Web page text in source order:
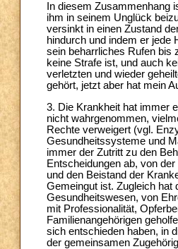
In diesem Zusammenhang
ihm in seinem Unglück
versinkt in einen Zustand
hindurch und indem er jede
sein beharrliches Rufen bis
keine Strafe ist, und auch
verletzten und wieder
gehört, jetzt aber hat mein
3. Die Krankheit hat immer
nicht wahrgenommen,
Rechte verweigert (vgl.
Gesundheitssysteme und
immer der Zutritt zu den
Entscheidungen ab, von
und den Beistand der
Gemeingut ist. Zugleich hat
Gesundheitswesen, von
mit Professionalität,
Familienangehörigen
sich entschieden haben, in
der gemeinsamen